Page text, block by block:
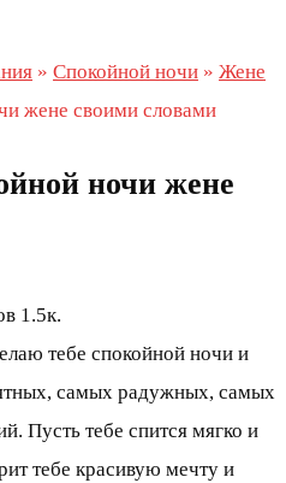
» Спокойной ночи » Жене
жене своими словами
ночи жене
1.5к.
тебе спокойной ночи и
самых радужных, самых
Пусть тебе спится мягко и
тебе красивую мечту и